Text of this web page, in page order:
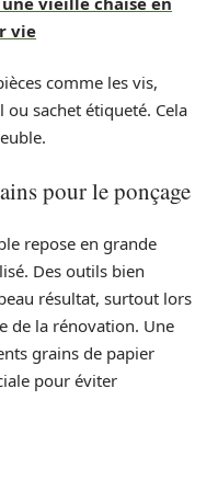
vie
comme les vis,
ou sachet étiqueté. Cela
pour le ponçage
repose en grande
Des outils bien
résultat, surtout lors
de la rénovation. Une
grains de papier
pour éviter